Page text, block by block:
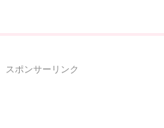
スポンサーリンク